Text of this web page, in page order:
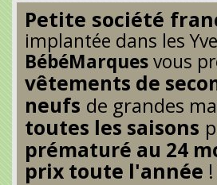
Petite société
implantée dans les
BébéMarquesvous
vêtements de
neufs de grandes
toutes les saisons
prématuré au 24
prix toute l'année !